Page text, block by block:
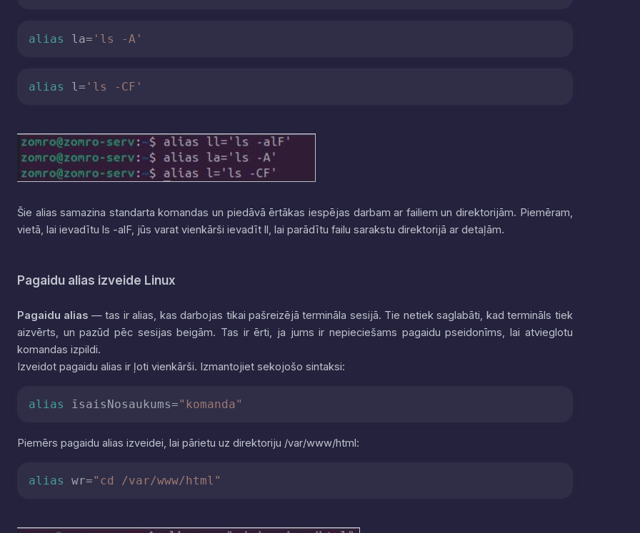
alias la= 'ls -A'
alias l= 'ls -CF'
Šie alias samazina standarta komandas un piedāvā ērtākas iespējas darbam ar failiem un direktorijām. Piemēram,
vietā, lai ievadītu ls -alF, jūs varat vienkārši ievadīt ll, lai parādītu failu sarakstu direktorijā ar detaļām.
Pagaidu alias izveide Linux
Pagaidu alias — tas ir alias, kas darbojas tikai pašreizējā termināla sesijā. Tie netiek saglabāti, kad termināls tiek
aizvērts, un pazūd pēc sesijas beigām. Tas ir ērti, ja jums ir nepieciešams pagaidu pseidonīms, lai atvieglotu
komandas izpildi.
Izveidot pagaidu alias ir ļoti vienkārši. Izmantojiet sekojošo sintaksi:
alias īsaisNosaukums="komanda"
Piemērs pagaidu alias izveidei, lai pārietu uz direktoriju /var/www/html:
alias wr="cd /var/www/html"